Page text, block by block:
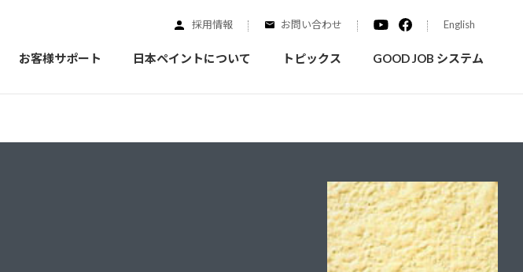
採用情報 お問い合わせ English
実績紹介
実際にどんな場所に塗られてるのか見てみましょう
お客様サポート
みなさまへのお知らせ
日本ペイントについて
拠点情報
トピックス GOOD JOB システム